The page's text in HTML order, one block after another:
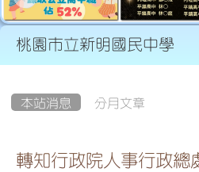
桃園市立新明國民中學
本站消息 分月文章
轉知行政院人事行政